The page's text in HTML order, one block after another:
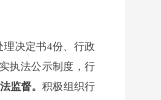
理决定书4份、行政
执法公示制度，行
监督。积极组织行